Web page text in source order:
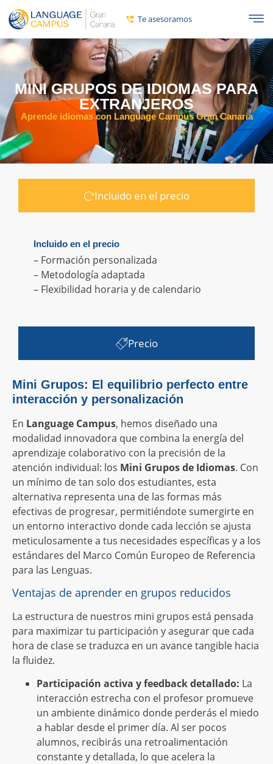
Te asesoramos
MINI GRUPOS DE IDIOMAS PARA
EXTRANJEROS
Aprende idiomas con Language Campus Gran Canaria
Incluido en el precio
Precio
Incluido en el precio
– Formación personalizada
– Metodología adaptada
– Flexibilidad horaria y de calendario
Mini Grupos: El equilibrio perfecto entre
interacción y personalización
En Language Campus, hemos diseñado una
modalidad innovadora que combina la energía del
aprendizaje colaborativo con la precisión de la
atención individual: los Mini Grupos de Idiomas. Con
un mínimo de tan solo dos estudiantes, esta
alternativa representa una de las formas más
efectivas de progresar, permitiéndote sumergirte en
un entorno interactivo donde cada lección se ajusta
meticulosamente a tus necesidades específicas y a los
estándares del Marco Común Europeo de Referencia
para las Lenguas.
Ventajas de aprender en grupos reducidos
La estructura de nuestros mini grupos está pensada
para maximizar tu participación y asegurar que cada
hora de clase se traduzca en un avance tangible hacia
la fluidez.
Participación activa y feedback detallado: La
interacción estrecha con el profesor promueve
un ambiente dinámico donde perderás el miedo
a hablar desde el primer día. Al ser pocos
alumnos, recibirás una retroalimentación
constante y detallada, lo que acelera la